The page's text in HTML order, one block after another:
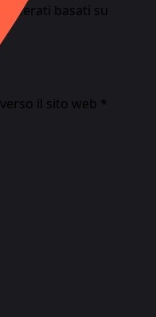
basati su
il sito web *